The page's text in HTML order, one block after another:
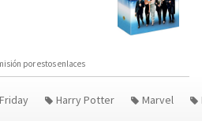
por estos enlaces
Harry Potter Marvel